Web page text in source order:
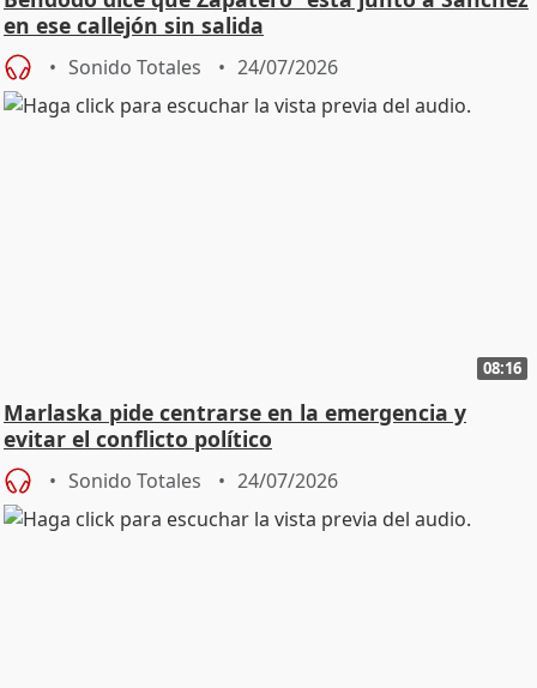
en ese callejón sin salida
Sonido Totales 24/07/2026
08:16
Marlaska pide centrarse en la emergencia y
evitar el conflicto político
Sonido Totales 24/07/2026